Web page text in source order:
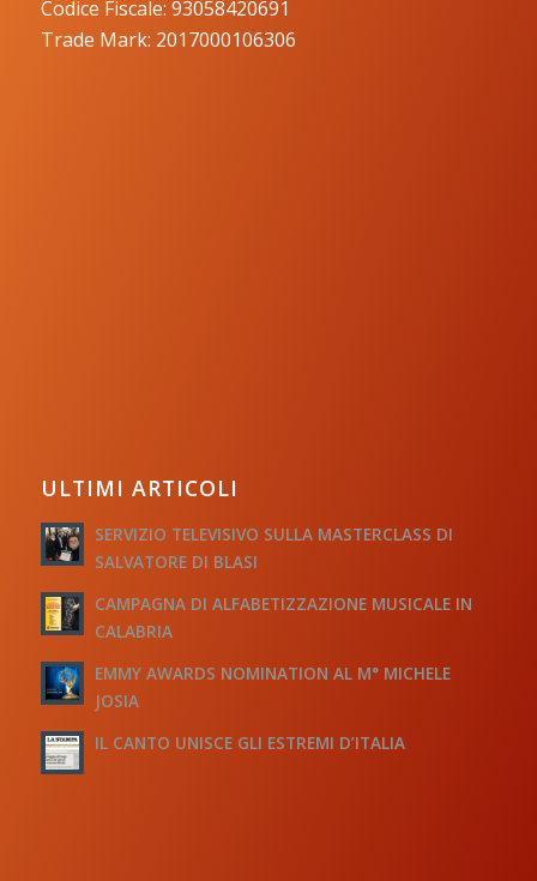
Codice Fiscale: 93058420691
Trade Mark: 2017000106306
ULTIMI ARTICOLI
SERVIZIO TELEVISIVO SULLA MASTERCLASS DI
SALVATORE DI BLASI
CAMPAGNA DI ALFABETIZZAZIONE MUSICALE IN
CALABRIA
EMMY AWARDS NOMINATION AL M° MICHELE
JOSIA
IL CANTO UNISCE GLI ESTREMI D’ITALIA